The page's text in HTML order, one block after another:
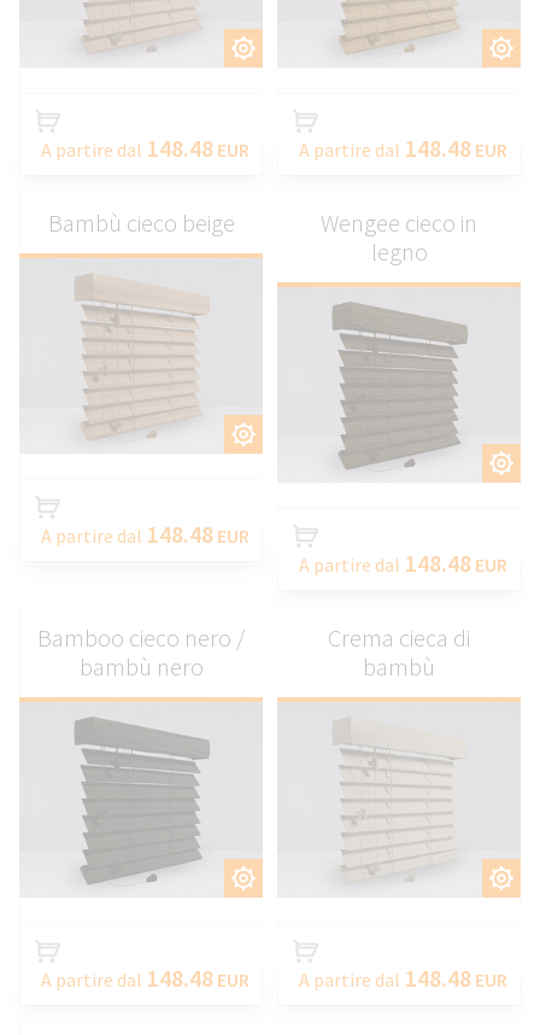
PERSONALIZZARE
A partire dal 148.48 EUR
PERSONALIZZARE
A partire dal 148.48 EUR
PERSONALIZZARE
Bambù cieco beige
A partire dal 148.48 EUR
PERSONALIZZARE
Wengee cieco in
legno
A partire dal 148.48 EUR
PERSONALIZZARE
Bamboo cieco nero /
bambù nero
A partire dal 148.48 EUR
PERSONALIZZARE
Crema cieca di
bambù
A partire dal 148.48 EUR